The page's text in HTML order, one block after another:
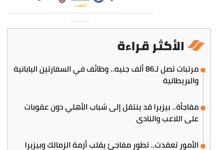
الأكثر قراءة
مرتبات تصل لـ86 ألف جنيه.. وظائف في السفارتين اليابانية
والبريطانية
مفاجأة.. بيزيرا قد ينتقل إلى شباب الأهلي دون عقوبات
على اللاعب والنادي
الأمور تعقدت.. تطور مفاجئ يقلب أزمة الزمالك وبيزيرا